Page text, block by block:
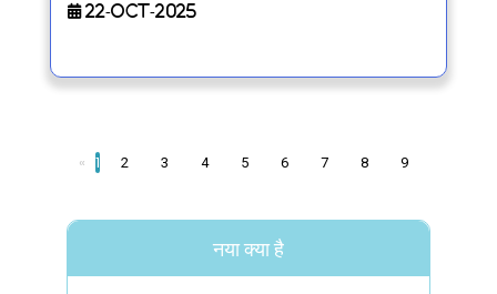
22-Oct-2025
« 1 2 3 4 5 6 7 8 9
नया क्या है